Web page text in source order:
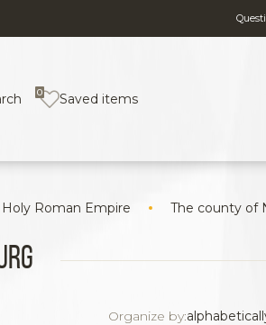
Saved items
0
Holy Roman Empire The county of
Organize by: